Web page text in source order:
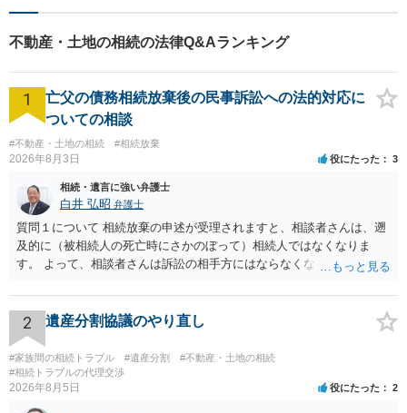
不動産・土地の相続の法律Q&Aランキング
1
亡父の債務相続放棄後の民事訴訟への法的対応に
ついての相談
#不動産・土地の相続 #相続放棄
2026年8月3日 役にたった 3
相続・遺言に強い弁護士
白井 弘昭 弁護士
質問１について 相続放棄の申述が受理されますと、相談者さんは、遡
及的に（被相続人の死亡時にさかのぼって）相続人ではなくなりま
す。 よって、相談者さんは訴訟の相手方にはならなくなるので（明け
理証明を家庭裁判所で取得し、コピーを答弁書に添えて裁判所に提出
してください。 質問２について 請求棄却を求める答弁書を提出すれ
ば、第１回期日は出席する必要がありません。その日は差支え（用事
があり出席できない）との記載で十分です。 質問３について 弁護士で
はないので、ｍｉｎｔｓでの提出の必要は無いと思います。郵送（期
限までに届けばよい）で十分です。 詳細は、書面記載の裁判所書記官
にお問い合わせください。 以上、ご参考まで。
2 遺産分割協議のやり直し
#家族間の相続トラブル #遺産分割
#不動産・土地の相続
#相続トラブルの代理交渉
2026年8月5日 役にたった 2